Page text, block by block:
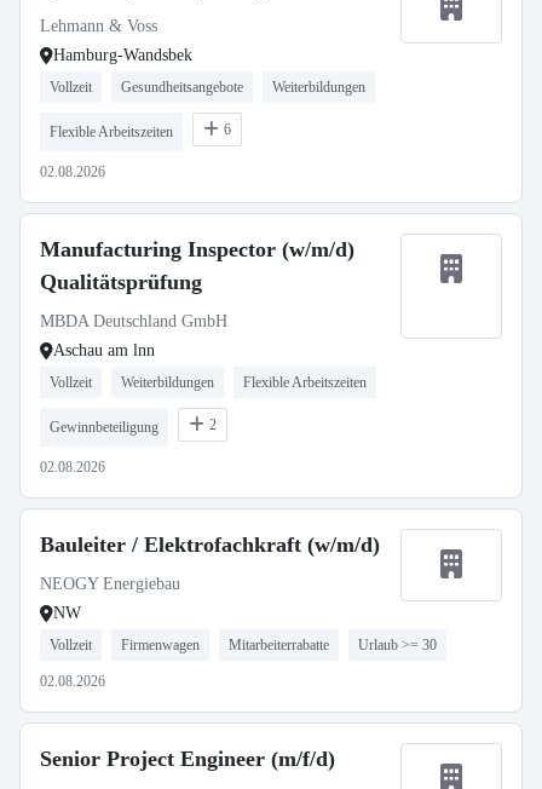
Lehmann & Voss
Hamburg-Wandsbek
Vollzeit Gesundheitsangebote Weiterbildungen
Flexible Arbeitszeiten 6
02.08.2026
Manufacturing Inspector (w/m/d)
Qualitätsprüfung
MBDA Deutschland GmbH
Aschau am lnn
Vollzeit Weiterbildungen Flexible Arbeitszeiten
Gewinnbeteiligung 2
02.08.2026
Bauleiter / Elektrofachkraft (w/m/d)
NEOGY Energiebau
NW
Vollzeit Firmenwagen Mitarbeiterrabatte Urlaub >= 30
02.08.2026
Senior Project Engineer (m/f/d)